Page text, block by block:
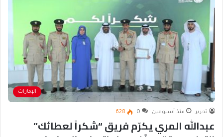
الإمارات
تحرير منذ أسبوعين 0
628
عبدالله المري يكرّم فريق “شكراً لعطائك”